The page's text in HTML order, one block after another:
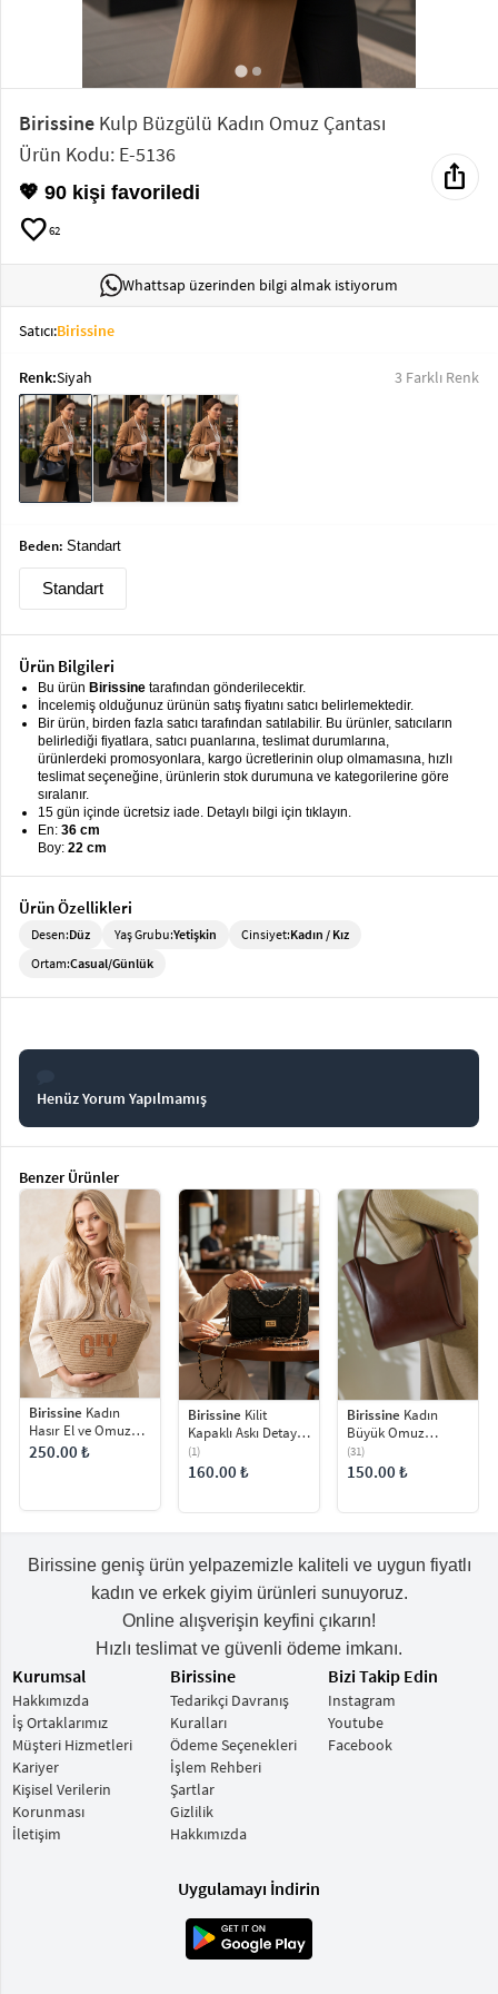
T-Shirt
Ev
Giyimkeyboard_arrow_down
Elbise
Alt
keyboard_arrow_down
Dış
Giyim keyboard_arrow_down
Tesettür
Giyim
keyboard_arrow_down
Büyük
Bedenkeyboard_arrow_down
keyboard_arrow_down
Birissine Kulp Büzgülü Kadın Omuz Çantası
Ürün Kodu: E-5136
💖 90 kişi favoriledi
favorite62
ios_share
Whattsap üzerinden bilgi almak istiyorum
Satıcı:Birissine
Renk:Siyah 3 Farklı Renk
Beden: Standart
Standart
Ürün Bilgileri
Bu ürün Birissine tarafından gönderilecektir.
İncelemiş olduğunuz ürünün satış fiyatını satıcı belirlemektedir.
Bir ürün, birden fazla satıcı tarafından satılabilir. Bu ürünler, satıcıların
belirlediği fiyatlara, satıcı puanlarına, teslimat durumlarına,
ürünlerdeki promosyonlara, kargo ücretlerinin olup olmamasına, hızlı
teslimat seçeneğine, ürünlerin stok durumuna ve kategorilerine göre
sıralanır.
15 gün içinde ücretsiz iade. Detaylı bilgi için tıklayın.
En: 36 cm
Boy: 22 cm
Ürün Özellikleri
Desen:Düz Yaş Grubu:Yetişkin Cinsiyet:Kadın / Kız
Ortam:Casual/Günlük
Henüz Yorum Yapılmamış
Benzer Ürünler
Birissine Kadın
Hasır El ve Omuz
Çantası
250.00 ₺
Birissine Kilit
Kapaklı Askı Detaylı
Kadın Omuz Çantası
(1)
160.00 ₺
Birissine Kadın
Büyük Omuz
Çantası Günlük -
Spor
(31)
150.00 ₺
Birissine geniş ürün yelpazemizle kaliteli ve uygun fiyatlı
kadın ve erkek giyim ürünleri sunuyoruz.
Online alışverişin keyfini çıkarın!
Hızlı teslimat ve güvenli ödeme imkanı.
Kurumsal
Hakkımızda
İş Ortaklarımız
Müşteri Hizmetleri
Kariyer
Kişisel Verilerin
Korunması
İletişim
Birissine
Tedarikçi Davranış
Kuralları
Ödeme Seçenekleri
İşlem Rehberi
Şartlar
Gizlilik
Hakkımızda
Bizi Takip Edin
Instagram
Youtube
Facebook
Uygulamayı İndirin